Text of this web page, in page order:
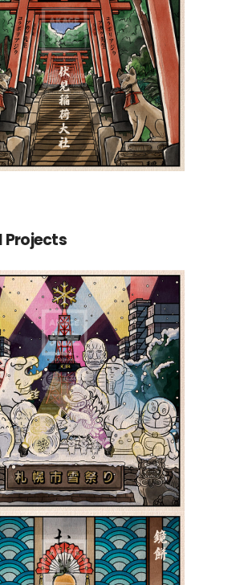
Projects
Matsuri de
札幌市雪祭り |
Shiki 四季
Paysages